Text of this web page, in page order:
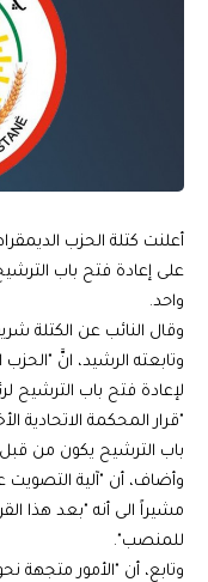
أعلنت كتلة الحزب
على إعادة فتح باب
واحد.
وقال النائب عن الكتلة
وتابعته الرشيد، انَّ
لإعادة فتح باب الترشيح
باب الترشيح يكون من
وأضاف، أن "آلية التصويت
مشيراً الى أنه "بعد هذا
للمنصب".
وتابع، أن "الأمور متجهة